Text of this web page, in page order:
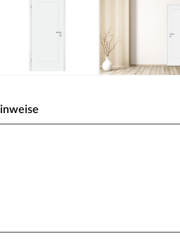
Das Signalweiß folgt dabei dem